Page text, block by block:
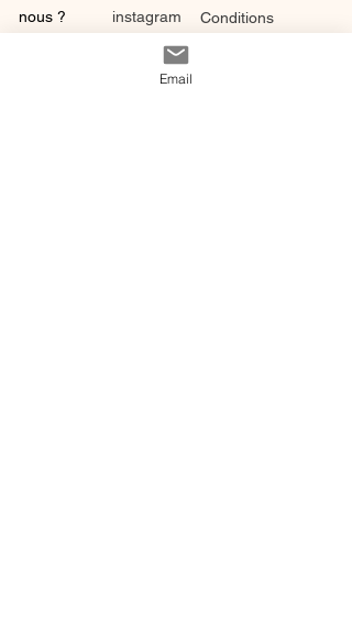
nous ? instagram Conditions
Email